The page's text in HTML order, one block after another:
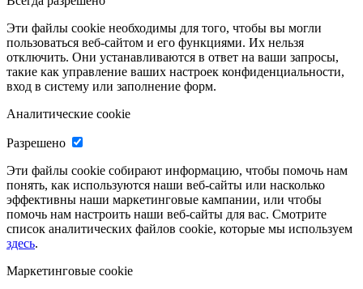
Эти файлы cookie необходимы для того, чтобы вы могли
пользоваться веб-сайтом и его функциями. Их нельзя
отключить. Они устанавливаются в ответ на ваши запросы,
такие как управление ваших настроек конфиденциальности,
вход в систему или заполнение форм.
Аналитические cookie
Разрешено
Эти файлы cookie собирают информацию, чтобы помочь нам
понять, как используются наши веб-сайты или насколько
эффективны наши маркетинговые кампании, или чтобы
помочь нам настроить наши веб-сайты для вас. Смотрите
список аналитических файлов cookie, которые мы используем
здесь.
Маркетинговые cookie